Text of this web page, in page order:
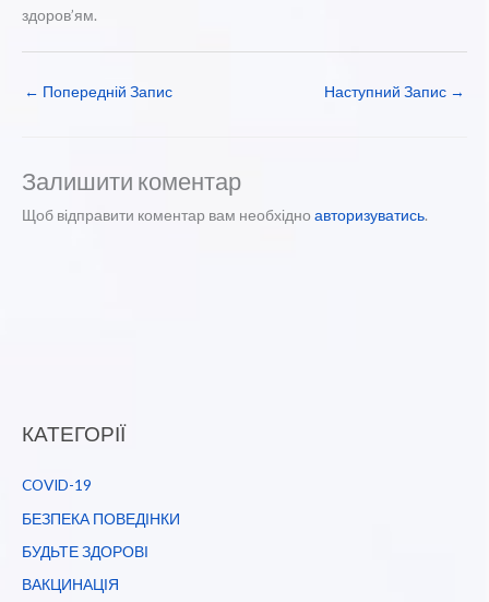
здоров’ям.
← Попередній Запис Наступний Запис →
Залишити коментар
Щоб відправити коментар вам необхідно авторизуватись.
КАТЕГОРІЇ
COVID-19
БЕЗПЕКА ПОВЕДІНКИ
БУДЬТЕ ЗДОРОВІ
ВАКЦИНАЦІЯ